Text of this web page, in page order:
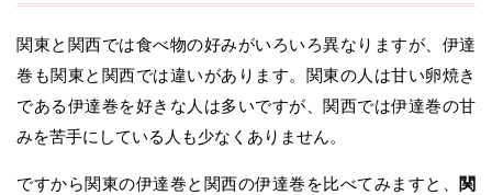
関東と関西では食べ物の好みがいろいろ異なりますが、伊達
巻も関東と関西では違いがあります。関東の人は甘い卵焼き
である伊達巻を好きな人は多いですが、関西では伊達巻の甘
みを苦手にしている人も少なくありません。
ですから関東の伊達巻と関西の伊達巻を比べてみますと、
関